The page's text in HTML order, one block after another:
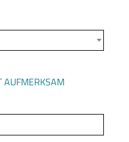
AUFMERKSAM